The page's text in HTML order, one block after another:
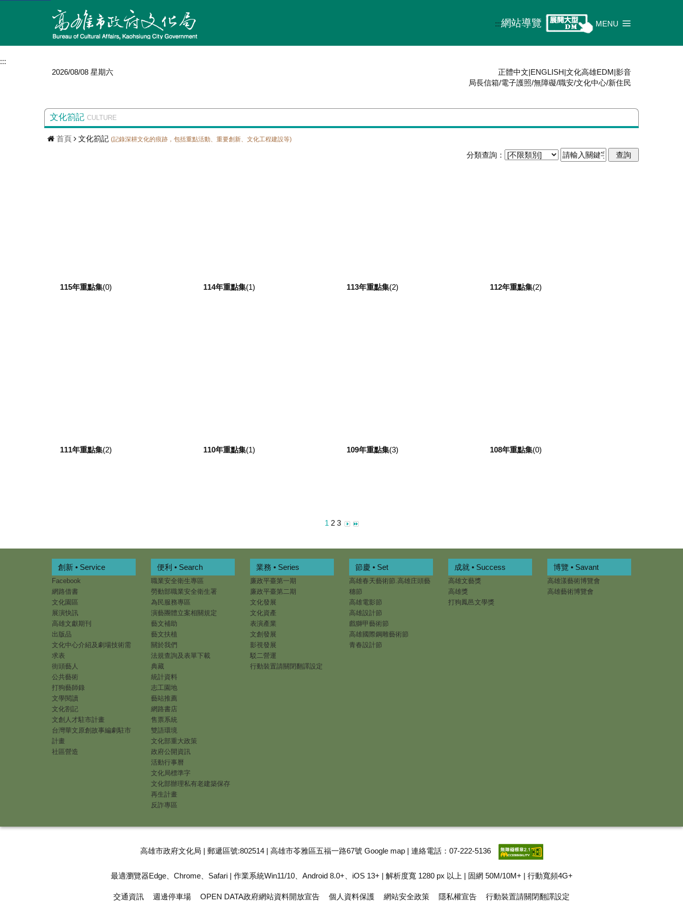
:::網站導覽 MENU
:::
2026/08/08 星期六
正體中文|ENGLISH|文化高雄EDM|影音
局長信箱/電子護照/無障礙/職安/文化中心/新住民
文化箚記 CULTURE
首頁 文化箚記 (記錄深耕文化的痕跡，包括重點活動、重要創新、文化工程建設等)
分類查詢：
115年重點集(0) 114年重點集(1) 113年重點集(2) 112年重點集(2)
111年重點集(2) 110年重點集(1) 109年重點集(3) 108年重點集(0)
1 2 3
創新 • Service
Facebook
網路借書
文化園區
展演快訊
高雄文獻期刊
出版品
文化中心介紹及劇場技術需
求表
街頭藝人
公共藝術
打狗藝師錄
文學閱讀
文化劄記
文創人才駐市計畫
台灣華文原創故事編劇駐市
計畫
社區營造
便利 • Search
職業安全衛生專區
勞動部職業安全衛生署
為民服務專區
演藝團體立案相關規定
藝文補助
藝文扶植
關於我們
法規查詢及表單下載
典藏
統計資料
志工園地
藝站推薦
網路書店
售票系統
雙語環境
文化部重大政策
政府公開資訊
活動行事曆
文化局標準字
文化部辦理私有老建築保存
再生計畫
反詐專區
業務 • Series
廉政平臺第一期
廉政平臺第二期
文化發展
文化資產
表演產業
文創發展
影視發展
駁二營運
行動裝置請關閉翻譯設定
節慶 • Set
高雄春天藝術節.高雄庄頭藝
穗節
高雄電影節
高雄設計節
戲獅甲藝術節
高雄國際鋼雕藝術節
青春設計節
成就 • Success
高雄文藝獎
高雄獎
打狗鳳邑文學獎
博覽 • Savant
高雄漾藝術博覽會
高雄藝術博覽會
高雄市政府文化局 | 郵遞區號:802514 | 高雄市苓雅區五福一路67號 Google map| 連絡電話：07-222-5136
最適瀏覽器Edge、Chrome、Safari | 作業系統Win11/10、Android 8.0+、iOS 13+ | 解析度寬 1280 px 以上 | 固網 50M/10M+ | 行動寬頻4G+
交通資訊 週邊停車場 OPEN DATA政府網站資料開放宣告 個人資料保護 網站安全政策 隱私權宣告 行動裝置請關閉翻譯設定